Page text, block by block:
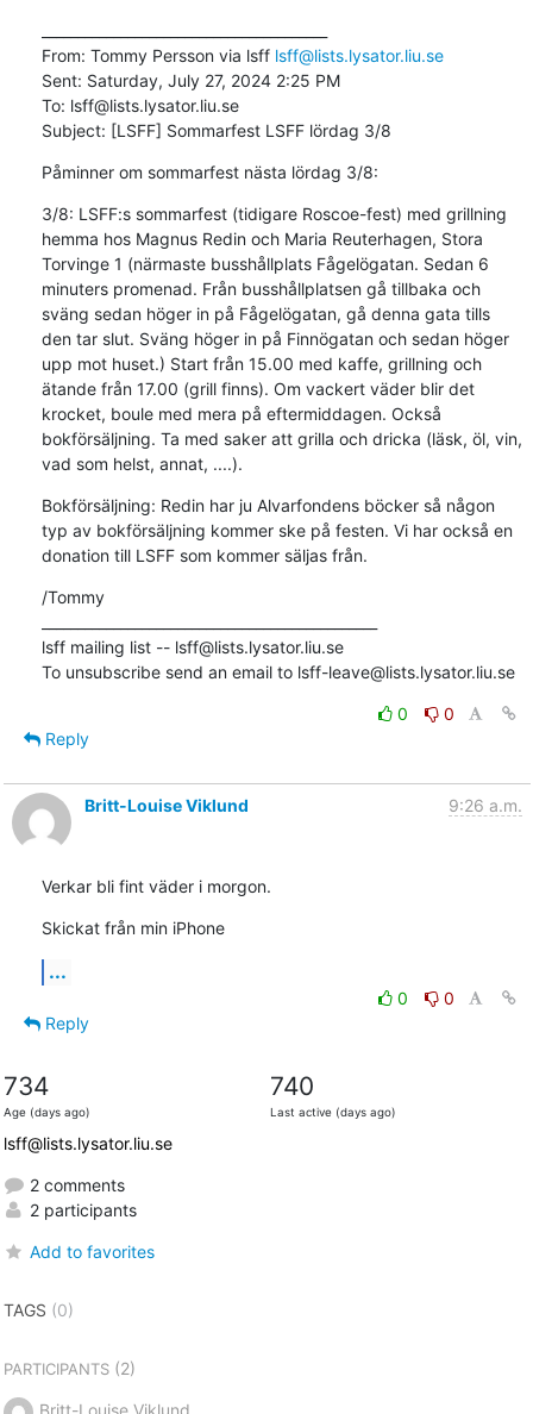
From: Tommy Persson via lsff lsff@lists.lysator.liu.se
Sent: Saturday, July 27, 2024 2:25 PM
To: lsff@lists.lysator.liu.se
Subject: [LSFF] Sommarfest LSFF lördag 3/8
Påminner om sommarfest nästa lördag 3/8:
3/8: LSFF:s sommarfest (tidigare Roscoe-fest) med grillning
hemma hos Magnus Redin och Maria Reuterhagen, Stora
Torvinge 1 (närmaste busshållplats Fågelögatan. Sedan 6
minuters promenad. Från busshållplatsen gå tillbaka och
sväng sedan höger in på Fågelögatan, gå denna gata tills
den tar slut. Sväng höger in på Finnögatan och sedan höger
upp mot huset.) Start från 15.00 med kaffe, grillning och
ätande från 17.00 (grill finns). Om vackert väder blir det
krocket, boule med mera på eftermiddagen. Också
bokförsäljning. Ta med saker att grilla och dricka (läsk, öl, vin,
vad som helst, annat, ....).
Bokförsäljning: Redin har ju Alvarfondens böcker så någon
typ av bokförsäljning kommer ske på festen. Vi har också en
donation till LSFF som kommer säljas från.
/Tommy
lsff mailing list -- lsff@lists.lysator.liu.se
To unsubscribe send an email to lsff-leave@lists.lysator.liu.se
0
0
Reply
Britt-Louise Viklund 9:26 a.m.
Verkar bli fint väder i morgon.
Skickat från min iPhone
...
0
0
Reply
734
Age (days ago)
740
Last active (days ago)
lsff@lists.lysator.liu.se
2 comments
2 participants
Add to favorites
TAGS (0)
PARTICIPANTS(2)
Britt-Louise Viklund